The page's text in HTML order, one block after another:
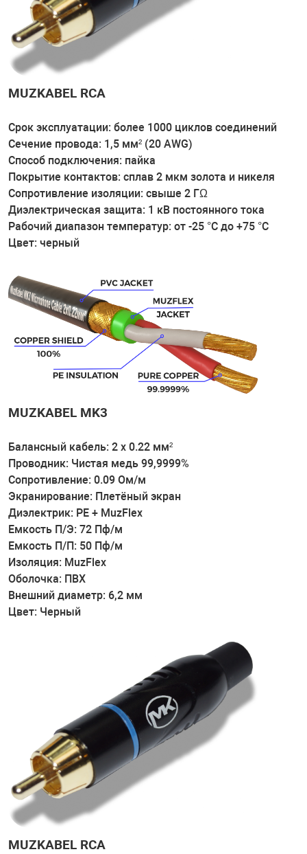
MUZKABEL RCA
Срок эксплуатации: более 1000 циклов соединений
Сечение провода: 1,5 мм² (20 AWG)
Способ подключения: пайка
Покрытие контактов: сплав 2 мкм золота и никеля
Сопротивление изоляции: свыше 2 ГΩ
Диэлектрическая защита: 1 кВ постоянного тока
Рабочий диапазон температур: от -25 °C до +75 °C
Цвет: черный
MUZKABEL MK3
Балансный кабель: 2 х 0.22 мм²
Проводник: Чистая медь 99,9999%
Сопротивление: 0.09 Ом/м
Экранирование: Плетёный экран
Диэлектрик: PE + MuzFlex
Емкость П/Э: 72 Пф/м
Емкость П/П: 50 Пф/м
Изоляция: MuzFlex
Оболочка: ПВХ
Внешний диаметр: 6,2 мм
Цвет: Черный
MUZKABEL RCA